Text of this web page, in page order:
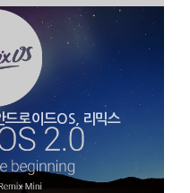
드로이드OS, 리믹스